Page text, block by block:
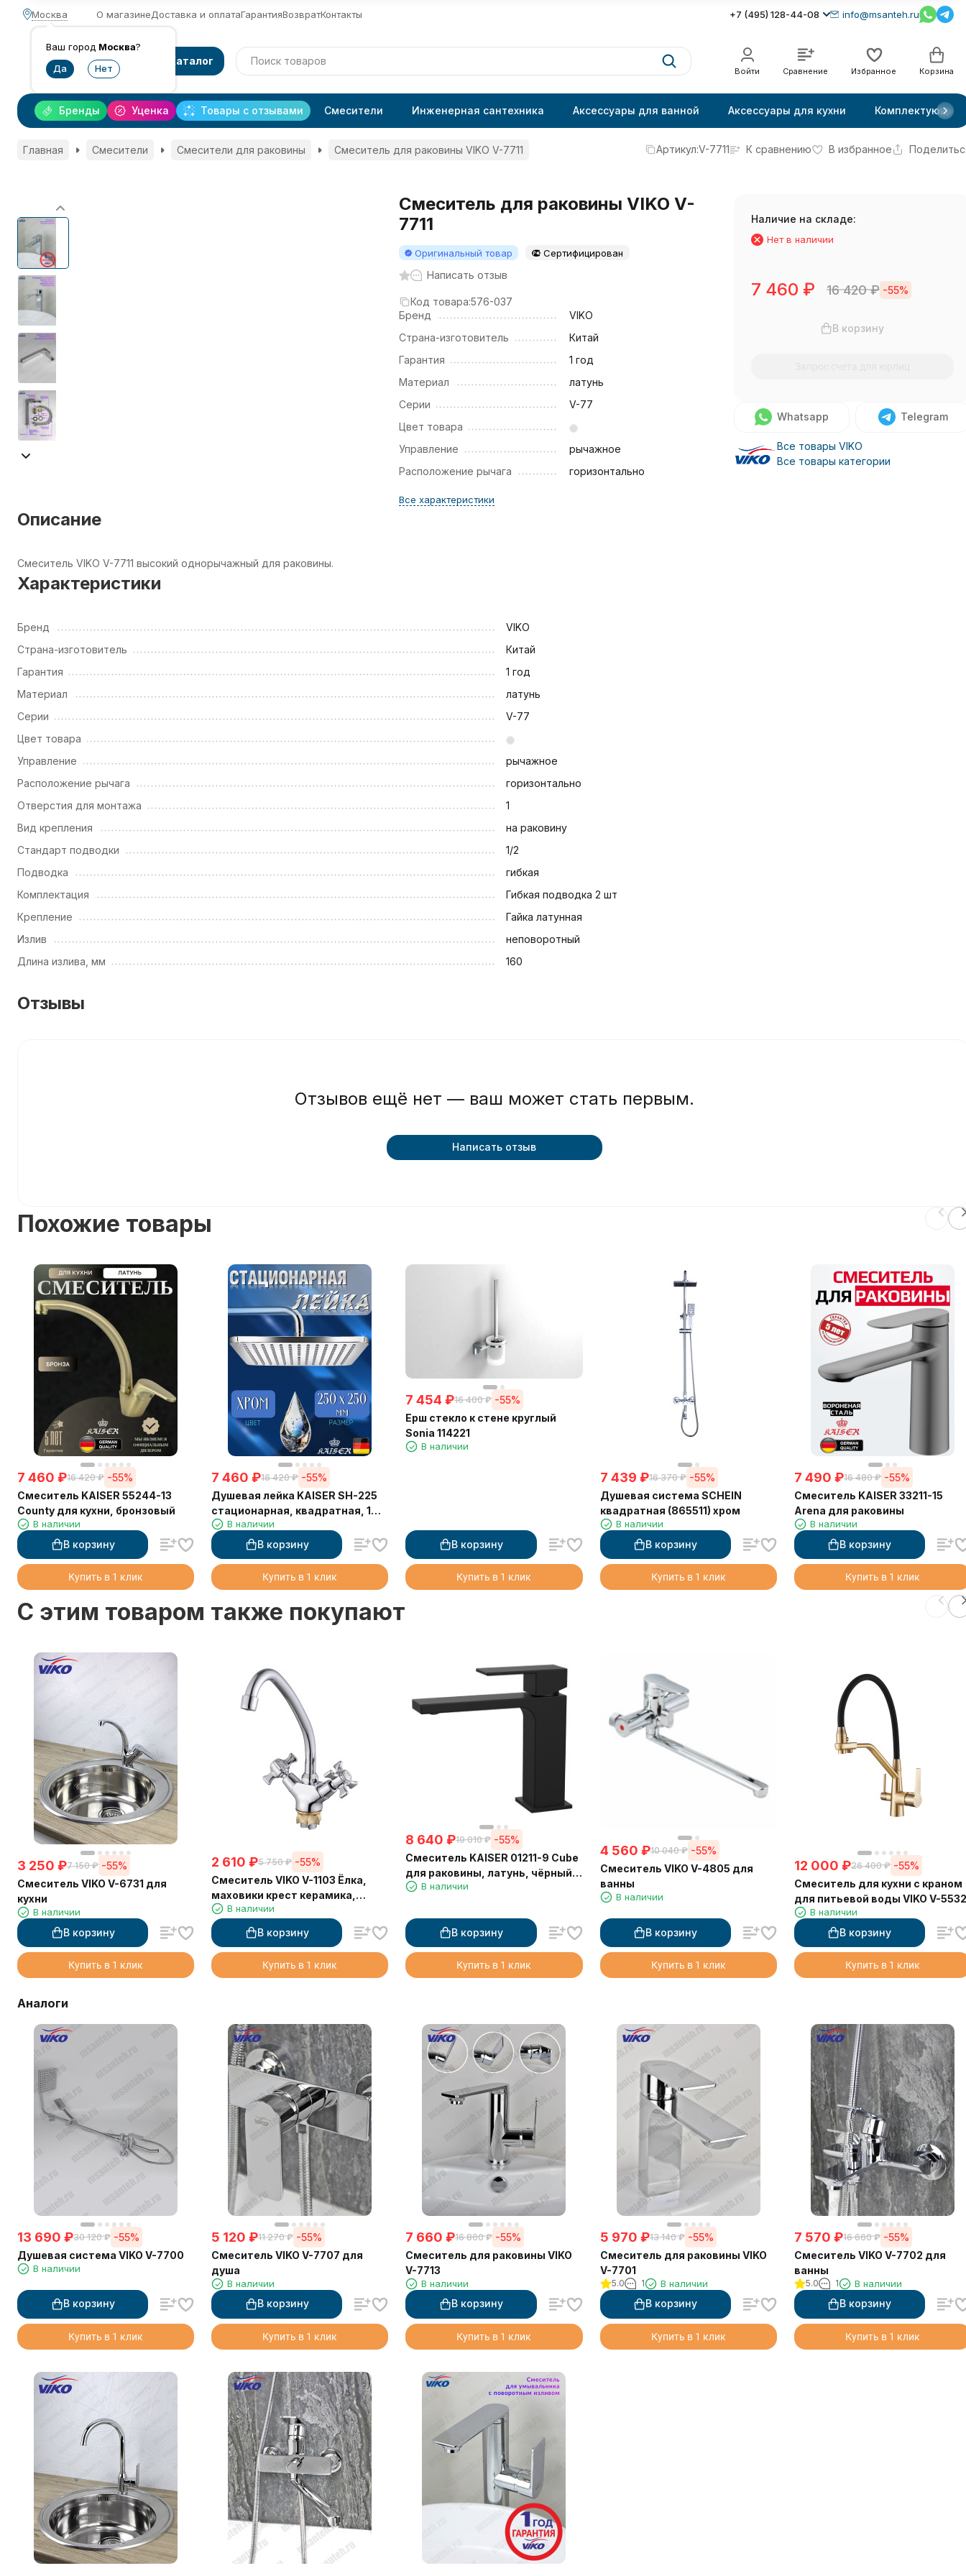
Москва
Ваш город Москва?
О магазинеДоставка и оплатаГарантияВозвратКонтакты +7 (495) 128-44-08 info@msanteh.ru
Каталог
Войти Сравнение Избранное Корзина
Уценка Товары с отзывами
Бренды Смесители Инженерная сантехника Аксессуары для ванной Аксессуары для кухни Комплектующие
Главная Смесители Смесители для раковины Смеситель для раковины VIKO V-7711 Артикул:V-7711 К сравнению В избранное
Смеситель для раковины VIKO V-
7711
Оригинальный товар Сертифицирован
Написать отзыв
Код товара:576-037
Бренд
VIKO
Страна-изготовитель
Китай
Гарантия
1 год
Материал
латунь
Серии
V-77
Цвет товара
Управление
рычажное
Расположение рычага
горизонтально
Все характеристики
Наличие на складе:
Нет в наличии
7 460 ₽ 16 420₽ -55%
В корзину
Whatsapp Telegram
Все товары VIKO
Все товары категории
Описание
Смеситель VIKO V-7711 высокий однорычажный для раковины.
Характеристики
Бренд
VIKO
Страна-изготовитель
Китай
Гарантия
1 год
Материал
латунь
Серии
V-77
Цвет товара
Управление
рычажное
Расположение рычага
горизонтально
Отверстия для монтажа
1
Вид крепления
на раковину
Стандарт подводки
1/2
Подводка
гибкая
Комплектация
Гибкая подводка 2 шт
Крепление
Гайка латунная
Излив
неповоротный
Длина излива, мм
160
Отзывы
Отзывов ещё нет — ваш может стать первым.
Написать отзыв
Похожие товары
7 460 ₽16 420 ₽ -55%
Смеситель KAISER 55244-13
County для кухни, бронзовый
В наличии
В корзину
Купить в 1 клик
7 460 ₽16 420 ₽ -55%
Душевая лейка KAISER SH-225
стационарная, квадратная, 1
режим
В наличии
В корзину
Купить в 1 клик
7 454 ₽16 400 ₽ -55%
Ерш стекло к стене круглый
Sonia 114221
В наличии
В корзину
Купить в 1 клик
7 439 ₽16 370 ₽ -55%
Душевая система SCHEIN
квадратная (865511) хром
В наличии
В корзину
Купить в 1 клик
7 490 ₽16 480 ₽ -55%
Смеситель KAISER 33211-15
Arena для раковины
В наличии
В корзину
Купить в 1 клик
C этим товаром также покупают
3 250 ₽7 150 ₽ -55%
Смеситель VIKO V-6731 для
кухни
В наличии
В корзину
Купить в 1 клик
2 610 ₽5 750 ₽ -55%
Смеситель VIKO V-1103 Ёлка,
маховики крест керамика,
изогнутый излив
В наличии
В корзину
Купить в 1 клик
8 640 ₽19 010 ₽ -55%
Смеситель KAISER 01211-9 Cube
для раковины, латунь, чёрный
матовый
В наличии
В корзину
Купить в 1 клик
4 560 ₽10 040 ₽ -55%
Смеситель VIKO V-4805 для
ванны
В наличии
В корзину
Купить в 1 клик
12 000 ₽26 400 ₽ -55%
Смеситель для кухни с краном
для питьевой воды VIKO V-5532
В наличии
В корзину
Купить в 1 клик
Аналоги
13 690 ₽30 120 ₽ -55%
Душевая система VIKO V-7700
В наличии
В корзину
Купить в 1 клик
5 120 ₽11 270 ₽ -55%
Смеситель VIKO V-7707 для
душа
В наличии
В корзину
Купить в 1 клик
7 660 ₽16 860 ₽ -55%
Смеситель для раковины VIKO
V-7713
В наличии
В корзину
Купить в 1 клик
5 970 ₽13 140 ₽ -55%
Смеситель для раковины VIKO
V-7701
5.0 1 В наличии
В корзину
Купить в 1 клик
7 570 ₽16 660 ₽ -55%
Смеситель VIKO V-7702 для
ванны
5.0 1 В наличии
В корзину
Купить в 1 клик